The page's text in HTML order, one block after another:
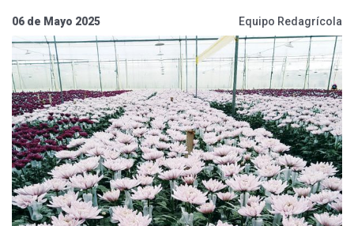
06 de Mayo 2025 Equipo Redagrícola